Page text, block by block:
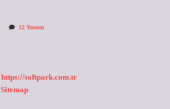
12 Yorum
https://softpark.com.tr
Sitemap